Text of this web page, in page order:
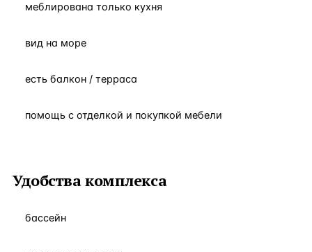
меблирована только кухня
вид на море
есть балкон / терраса
помощь с отделкой и покупкой мебели
Удобства комплекса
бассейн